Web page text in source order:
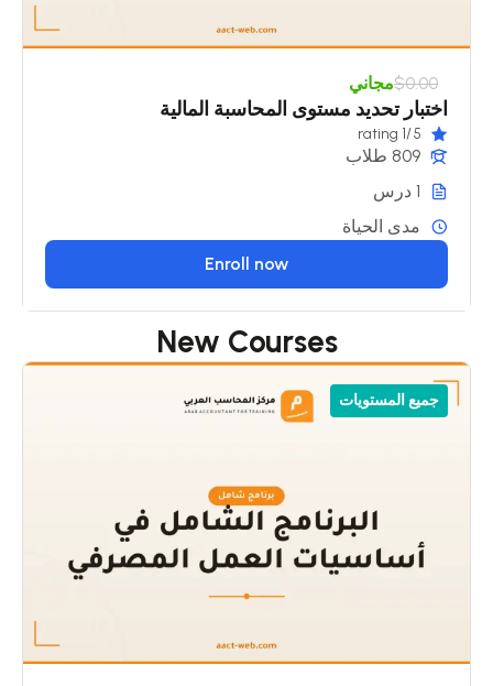
$0.00مجاني
اختبار تحديد مستوى المحاسبة المالية
5
/1 rating
809 طلاب
1 درس
مدى الحياة
Enroll now
New Courses
جميع المستويات